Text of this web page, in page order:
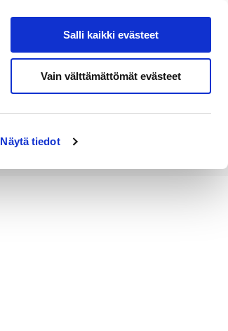
Näytä tiedot
Salli kaikki evästeet
Vain välttämättömät evästeet
Hae sivustolta